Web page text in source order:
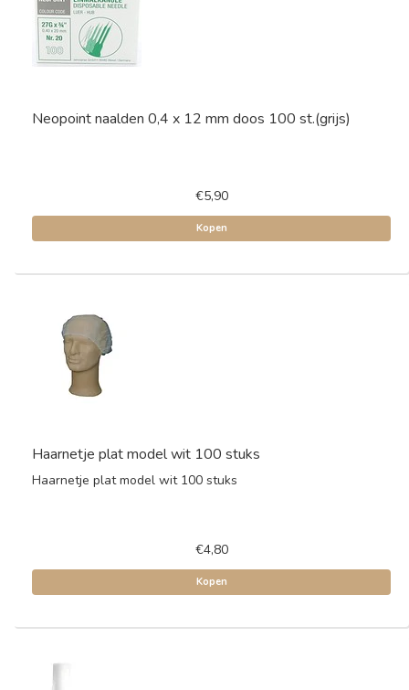
Neopoint naalden 0,4 x 12 mm doos 100 st.(grijs)
€5,90
Kopen
Haarnetje plat model wit 100 stuks
Haarnetje plat model wit 100 stuks
€4,80
Kopen